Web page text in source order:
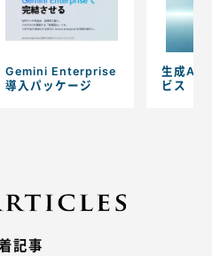
Gemini Enterprise
導入パッケージ
生成AI
ビス
記事